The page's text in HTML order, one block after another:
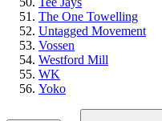
The One Towelling
Untagged Movement
Vossen
Westford Mill
WK
Yoko